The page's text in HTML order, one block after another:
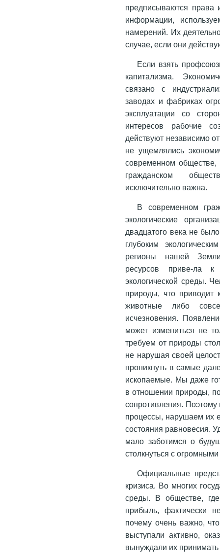
предписываются права
информации,
намерений. Их
случае, если они
Если взять
капитализма.
связано с
заводах и фабриках
эксплуатации со
интересов рабочие
действуют независимо
не ущемлялись
современном обществе,
гражданском
исключительно важна.
В современном
экологические
двадцатого века не
глубоким
регионы нашей
ресурсов приве-ла к
экологической среды.
природы, что приводит
животные либо
исчезновения.
может измениться не
требуем от природы
не нарушая своей
проникнуть в самые
ископаемые. Мы даже
в отношении природы,
сопротивления.
процессы, нарушаем их
состояния равновесия.
мало заботимся о
столкнуться с
Официальные
кризиса. Во многих
среды. В обществе, где
прибыль, фактически
почему очень важно,
выступали активно,
вынуждали их